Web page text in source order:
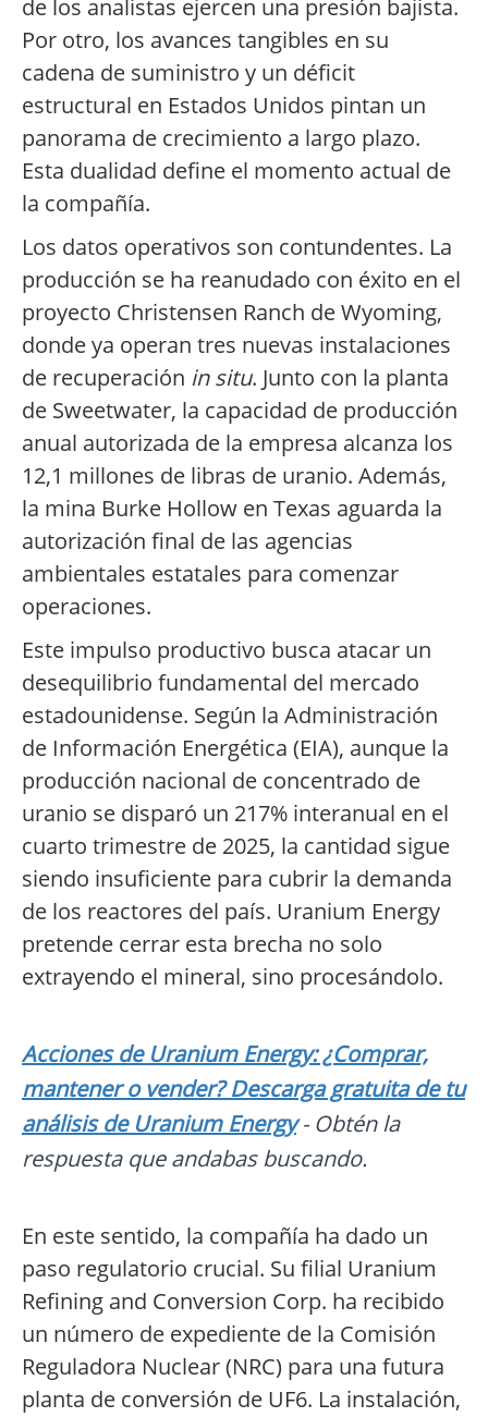
de los analistas ejercen una presión bajista.
Por otro, los avances tangibles en su
cadena de suministro y un déficit
estructural en Estados Unidos pintan un
panorama de crecimiento a largo plazo.
Esta dualidad define el momento actual de
la compañía.
Los datos operativos son contundentes. La
producción se ha reanudado con éxito en el
proyecto Christensen Ranch de Wyoming,
donde ya operan tres nuevas instalaciones
de recuperación in situ. Junto con la planta
de Sweetwater, la capacidad de producción
anual autorizada de la empresa alcanza los
12,1 millones de libras de uranio. Además,
la mina Burke Hollow en Texas aguarda la
autorización final de las agencias
ambientales estatales para comenzar
operaciones.
Este impulso productivo busca atacar un
desequilibrio fundamental del mercado
estadounidense. Según la Administración
de Información Energética (EIA), aunque la
producción nacional de concentrado de
uranio se disparó un 217% interanual en el
cuarto trimestre de 2025, la cantidad sigue
siendo insuficiente para cubrir la demanda
de los reactores del país. Uranium Energy
pretende cerrar esta brecha no solo
extrayendo el mineral, sino procesándolo.
Acciones de Uranium Energy: ¿Comprar,
mantener o vender? Descarga gratuita de tu
análisis de Uranium Energy- Obtén la
respuesta que andabas buscando.
En este sentido, la compañía ha dado un
paso regulatorio crucial. Su filial Uranium
Refining and Conversion Corp. ha recibido
un número de expediente de la Comisión
Reguladora Nuclear (NRC) para una futura
planta de conversión de UF6. La instalación,